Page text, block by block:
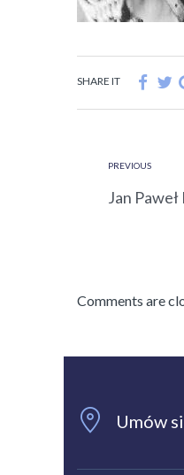
SHARE IT
PREVIOUS
Jan
Comments are
Umów